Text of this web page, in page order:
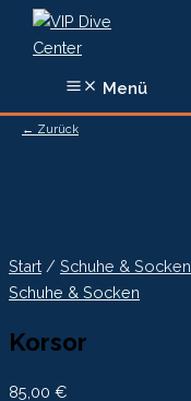
Zum
Inhalt
Menü
← Zurück
Start / Schuhe & Socken
Schuhe & Socken
Korsor
85,00 €